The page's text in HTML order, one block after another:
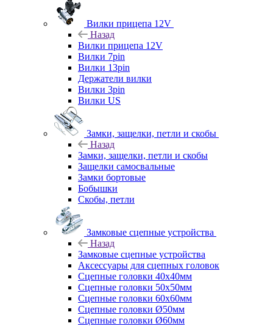
Вилки прицепа 12V
Назад
Вилки прицепа 12V
Вилки 7pin
Вилки 13pin
Держатели вилки
Вилки 3pin
Вилки US
Замки, защелки, петли и скобы
Назад
Замки, защелки, петли и скобы
Защелки самосвальные
Замки бортовые
Бобышки
Скобы, петли
Замковые сцепные устройства
Назад
Замковые сцепные устройства
Аксессуары для сцепных головок
Сцепные головки 40x40мм
Сцепные головки 50x50мм
Сцепные головки 60x60мм
Сцепные головки Ø50мм
Сцепные головки Ø60мм